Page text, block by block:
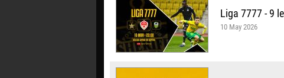
Liga 7777 - 9
10 May 2026